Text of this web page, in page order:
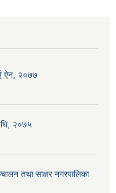
ऐन, २०७७
२०७५
तथा साक्षर नगरपालिका